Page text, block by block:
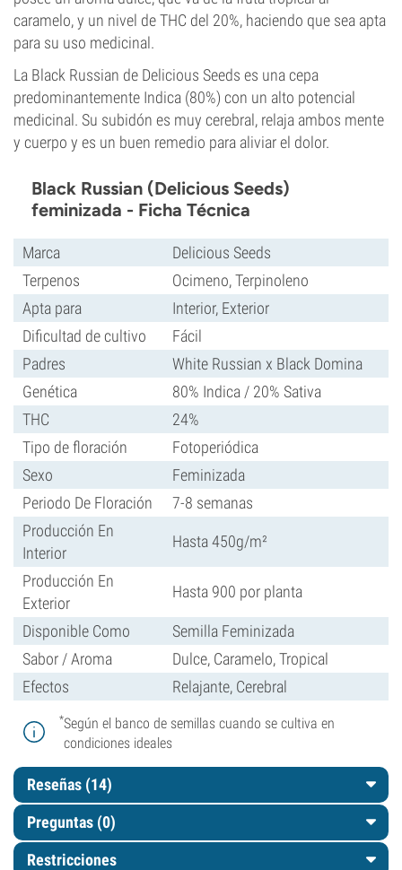
caramelo, y un nivel de THC del 20%, haciendo que sea apta
para su uso medicinal.
La Black Russian de Delicious Seeds es una cepa
predominantemente Indica (80%) con un alto potencial
medicinal. Su subidón es muy cerebral, relaja ambos mente
y cuerpo y es un buen remedio para aliviar el dolor.
Black Russian (Delicious Seeds)
feminizada - Ficha Técnica
Marca
Delicious Seeds
Terpenos
Ocimeno, Terpinoleno
Apta para
Interior, Exterior
Dificultad de cultivo
Fácil
Padres
White Russian x Black Domina
Genética
80% Indica / 20% Sativa
THC
24%
Tipo de floración
Fotoperiódica
Sexo
Feminizada
Periodo De Floración
7-8 semanas
Producción En
Interior
Hasta 450g/m²
Producción En
Exterior
Hasta 900 por planta
Disponible Como
Semilla Feminizada
Sabor / Aroma
Dulce, Caramelo, Tropical
Efectos
Relajante, Cerebral
*Según el banco de semillas cuando se cultiva en
condiciones ideales
Reseñas (14)
Preguntas (0)
Restricciones